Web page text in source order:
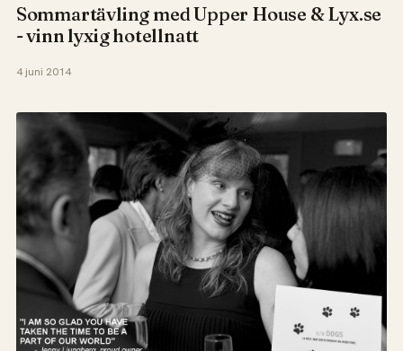
Sommartävling med Upper House & Lyx.se
- vinn lyxig hotellnatt
4 juni 2014